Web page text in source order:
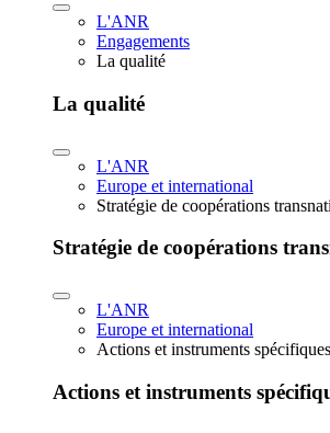
L'ANR
Engagements
La qualité
La qualité
L'ANR
Europe et international
Stratégie de coopérations
Stratégie de coopérations
L'ANR
Europe et international
Actions et instruments spécifiques
Actions et instruments